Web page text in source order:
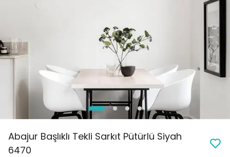
Abajur Başlıklı Tekli Sarkıt Pütürlü Siyah
6470